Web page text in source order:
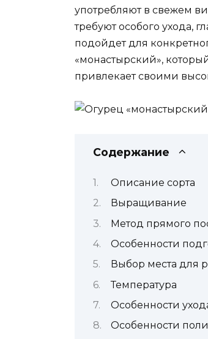
употребляют в свежем
требуют особого ухода,
подойдет для
«монастырский»,
привлекает своими
Содержание
Описание сорта
Выращивание
Метод прямого
Особенности
Выбор места для
Температура
Особенности
Особенности